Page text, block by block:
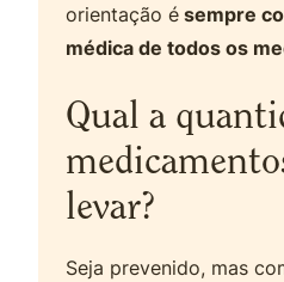
orientação é sempre
médica de todos os
Qual a
levar?
Seja prevenido, mas